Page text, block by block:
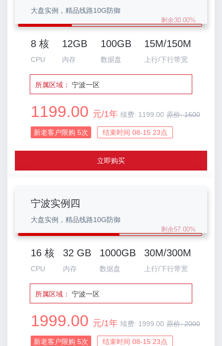
大盘实例，精品线路10G防御
剩余30.00%
8 核
CPU
12GB
内存
100GB
数据盘
15M/150M
上行/下行带宽
所属区域： 宁波一区
1199.00 元/1年 续费: 1199.00 原价:1600
新老客户限购 5次 结束时间 08-15 23点
立即购买
宁波实例四
大盘实例，精品线路10G防御
剩余57.00%
16 核
CPU
32 GB
内存
1000GB
数据盘
30M/300M
上行/下行带宽
所属区域： 宁波一区
1999.00 元/1年 续费: 1999.00 原价:2000
新老客户限购 5次 结束时间 08-15 23点